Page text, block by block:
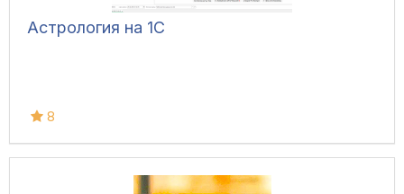
Астрология на 1С
8